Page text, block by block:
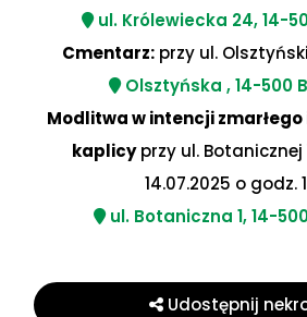
ul. Królewiecka 24, 14-
Cmentarz:przy ul.
Olsztyńska , 14-500
Modlitwa w intencji
kaplicyprzy ul. Botanicznej
14.07.2025 o godz.
ul. Botaniczna 1, 14-
Udostępnij